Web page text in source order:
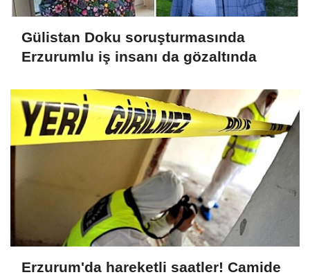
Gülistan Doku soruşturmasında
Erzurumlu iş insanı da gözaltında
Erzurum'da hareketli saatler! Camide